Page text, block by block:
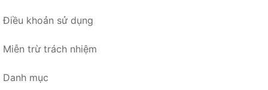
Điều khoản sử dụng
Miễn trừ trách nhiệm
Danh mục